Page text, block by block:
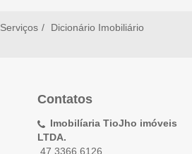
Serviços
Dicionário Imobiliário
Contatos
Imobilíaria TioJho imóveis
LTDA.
47 3366.6126